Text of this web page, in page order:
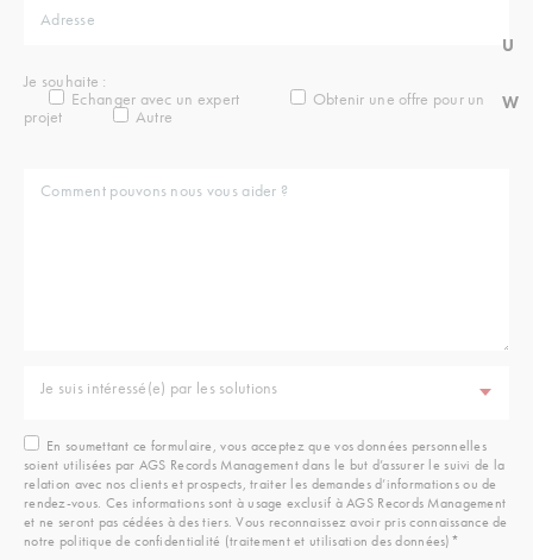
U
W
Je souhaite :
Echanger avec un expert
Obtenir une offre pour un
projet
Autre
Je suis intéressé(e) par les solutions
En soumettant ce formulaire, vous acceptez que vos données personnelles
soient utilisées par AGS Records Management dans le but d’assurer le suivi de la
relation avec nos clients et prospects, traiter les demandes d’informations ou de
rendez-vous. Ces informations sont à usage exclusif à AGS Records Management
et ne seront pas cédées à des tiers. Vous reconnaissez avoir pris connaissance de
notre politique de confidentialité (traitement et utilisation des données)*